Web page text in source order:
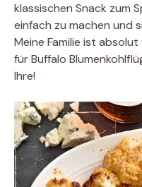
klassischen Snack zum
einfach zu machen und
Meine Familie ist
für Buffalo
Ihre!